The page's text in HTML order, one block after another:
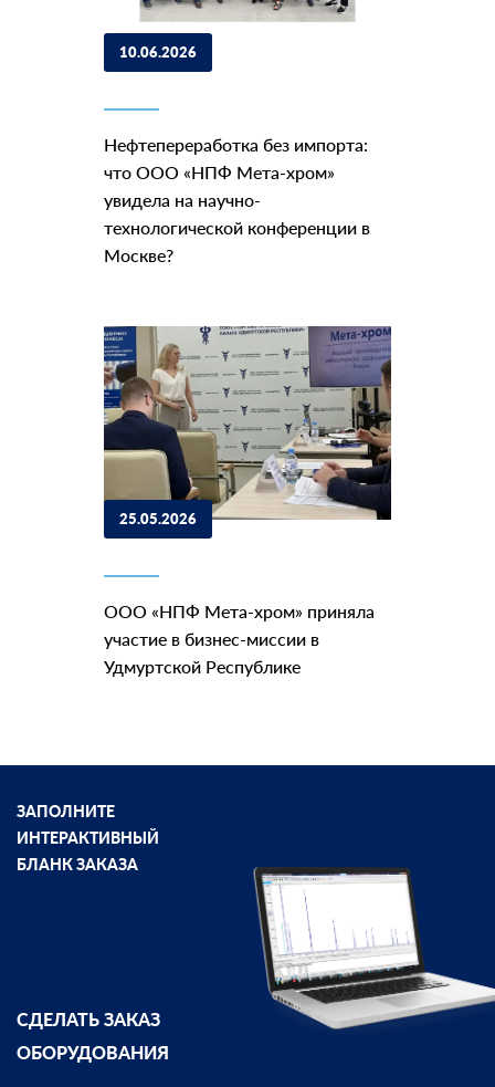
10.06.2026
Нефтепереработка без импорта:
что ООО «НПФ Мета-хром»
увидела на научно-
технологической конференции в
Москве?
25.05.2026
ООО «НПФ Мета-хром» приняла
участие в бизнес-миссии в
Удмуртской Республике
ЗАПОЛНИТЕ
ИНТЕРАКТИВНЫЙ
БЛАНК ЗАКАЗА
СДЕЛАТЬ ЗАКАЗ
ОБОРУДОВАНИЯ